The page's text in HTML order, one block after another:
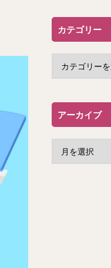
カテゴリー
アーカイブ